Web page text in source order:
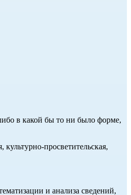
в какой бы то ни было форме,
просветительская,
и анализа сведений,